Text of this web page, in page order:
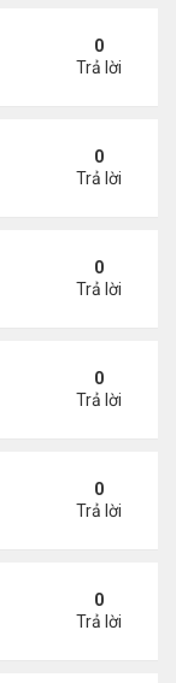
lâu nhất trên
0
Trả lời
0
Trả lời
đen
0
Trả lời
đông?
0
Trả lời
của Fed
0
Trả lời
0
Trả lời